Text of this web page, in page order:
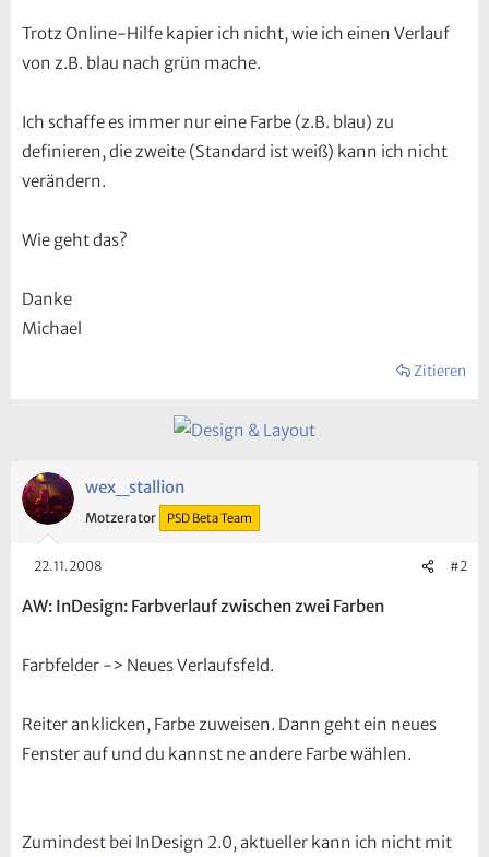
Trotz Online-Hilfe kapier ich nicht, wie ich einen Verlauf
von z.B. blau nach grün mache.
Ich schaffe es immer nur eine Farbe (z.B. blau) zu
definieren, die zweite (Standard ist weiß) kann ich nicht
verändern.
Wie geht das?
Danke
Michael
Zitieren
wex_stallion
Motzerator PSD Beta Team
22.11.2008 #2
AW: InDesign: Farbverlauf zwischen zwei Farben
Farbfelder -> Neues Verlaufsfeld.
Reiter anklicken, Farbe zuweisen. Dann geht ein neues
Fenster auf und du kannst ne andere Farbe wählen.
Zumindest bei InDesign 2.0, aktueller kann ich nicht mit